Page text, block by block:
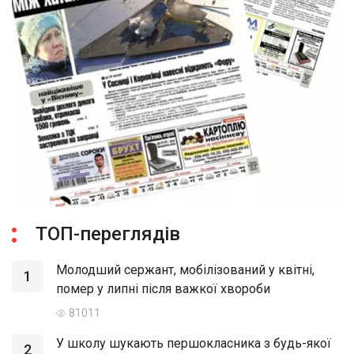
ТОП-переглядів
1
Молодший сержант, мобілізований у квітні,
помер у липні після важкої хвороби
81011
2 У школу шукають першокласника з будь-якої